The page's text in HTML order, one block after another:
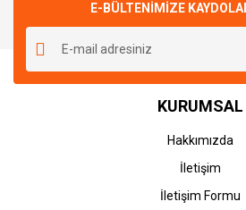
E-BÜLTENİMİZE
KURUMSAL
Hakkımızda
İletişim
İletişim Formu